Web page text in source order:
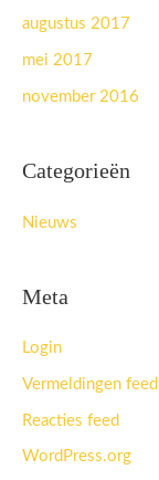
augustus 2017
mei 2017
november 2016
Categorieën
Nieuws
Meta
Login
Vermeldingen feed
Reacties feed
WordPress.org